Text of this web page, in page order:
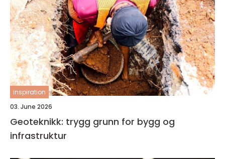
inspiration
03. June 2026
Geoteknikk: trygg grunn for bygg og
infrastruktur